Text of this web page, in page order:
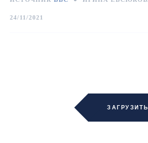
24/11/2021